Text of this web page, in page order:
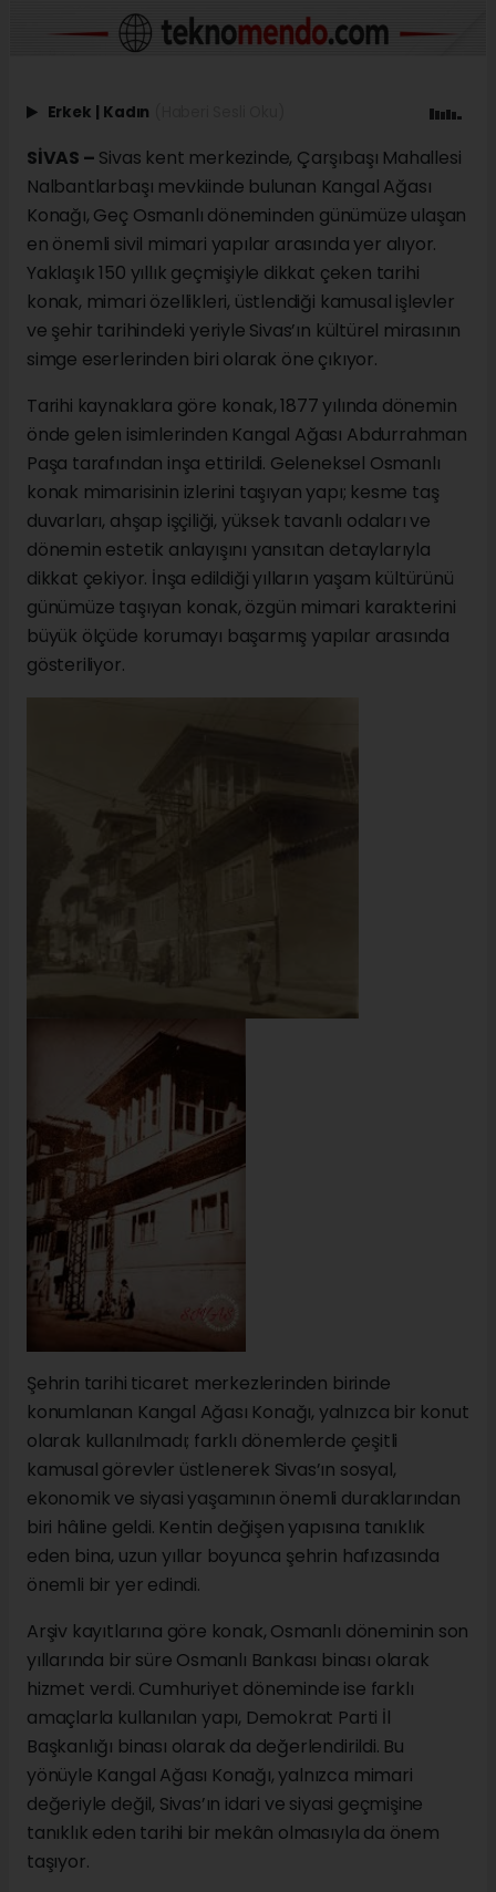
Erkek | Kadın
SİVAS – Sivas kent merkezinde, Çarşıbaşı Mahallesi
Nalbantlarbaşı mevkiinde bulunan Kangal Ağası
Konağı, Geç Osmanlı döneminden günümüze ulaşan
en önemli sivil mimari yapılar arasında yer alıyor.
Yaklaşık 150 yıllık geçmişiyle dikkat çeken tarihi
konak, mimari özellikleri, üstlendiği kamusal işlevler
ve şehir tarihindeki yeriyle Sivas’ın kültürel mirasının
simge eserlerinden biri olarak öne çıkıyor.
Tarihi kaynaklara göre konak, 1877 yılında dönemin
önde gelen isimlerinden Kangal Ağası Abdurrahman
Paşa tarafından inşa ettirildi. Geleneksel Osmanlı
konak mimarisinin izlerini taşıyan yapı; kesme taş
duvarları, ahşap işçiliği, yüksek tavanlı odaları ve
dönemin estetik anlayışını yansıtan detaylarıyla
dikkat çekiyor. İnşa edildiği yılların yaşam kültürünü
günümüze taşıyan konak, özgün mimari karakterini
büyük ölçüde korumayı başarmış yapılar arasında
gösteriliyor.
Şehrin tarihi ticaret merkezlerinden birinde
konumlanan Kangal Ağası Konağı, yalnızca bir konut
olarak kullanılmadı; farklı dönemlerde çeşitli
kamusal görevler üstlenerek Sivas’ın sosyal,
ekonomik ve siyasi yaşamının önemli duraklarından
biri hâline geldi. Kentin değişen yapısına tanıklık
eden bina, uzun yıllar boyunca şehrin hafızasında
önemli bir yer edindi.
Arşiv kayıtlarına göre konak, Osmanlı döneminin son
yıllarında bir süre Osmanlı Bankası binası olarak
hizmet verdi. Cumhuriyet döneminde ise farklı
amaçlarla kullanılan yapı, Demokrat Parti İl
Başkanlığı binası olarak da değerlendirildi. Bu
yönüyle Kangal Ağası Konağı, yalnızca mimari
değeriyle değil, Sivas’ın idari ve siyasi geçmişine
tanıklık eden tarihi bir mekân olmasıyla da önem
taşıyor.